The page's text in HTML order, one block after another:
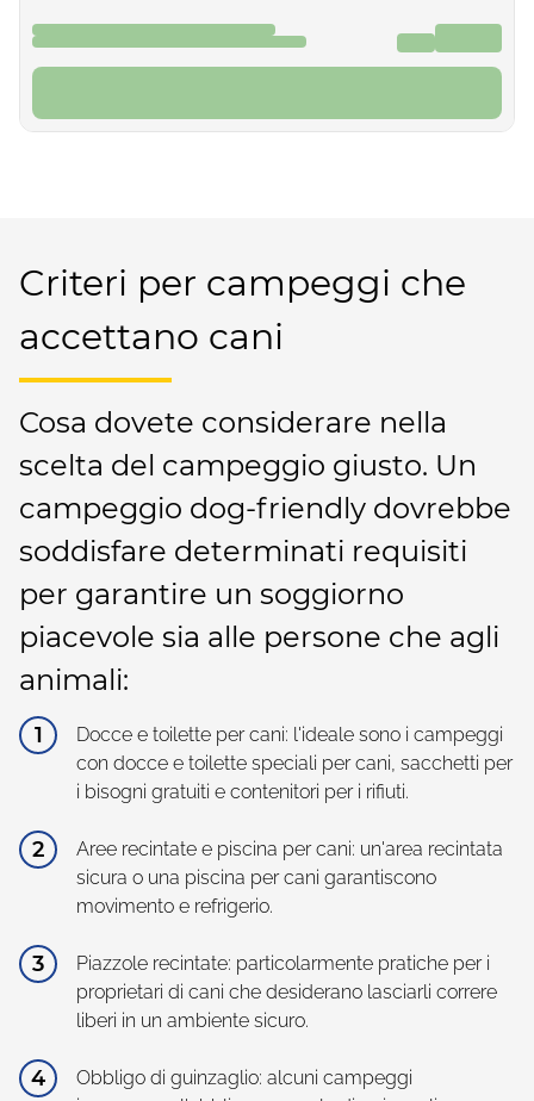
08.09.2026 - 15.09.2026
7 notti
da 489 €
Criteri per campeggi che
accettano cani
Cosa dovete considerare nella
scelta del campeggio giusto. Un
campeggio dog-friendly dovrebbe
soddisfare determinati requisiti
per garantire un soggiorno
piacevole sia alle persone che agli
animali:
Docce e toilette per cani: l'ideale sono i campeggi
con docce e toilette speciali per cani, sacchetti per
i bisogni gratuiti e contenitori per i rifiuti.
Aree recintate e piscina per cani: un'area recintata
sicura o una piscina per cani garantiscono
movimento e refrigerio.
Piazzole recintate: particolarmente pratiche per i
proprietari di cani che desiderano lasciarli correre
liberi in un ambiente sicuro.
Obbligo di guinzaglio: alcuni campeggi